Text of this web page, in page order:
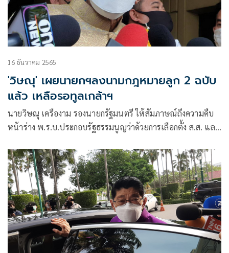
16 ธันวาคม 2565
'วิษณุ' เผยนายกฯลงนามกฎหมายลูก 2 ฉบับ
แล้ว เหลือรอทูลเกล้าฯ
นายวิษณุ เครืองาม รองนายกรัฐมนตรี ให้สัมภาษณ์ถึงความคืบ
หน้าร่าง พ.ร.บ.ประกอบรัฐธรรมนูญว่าด้วยการเลือกตั้ง ส.ส. และ
เดียวกัน (16 ธ.ค.) พล.อ.ประยุทธ์ จันทร์โอชา นายกรัฐมนตรี
และรมว.กลาโหม ได้ลงนามในร่างกฎหมายดังกล่าวเพื่อเตรียม
นำขึ้นทูลเกล้าฯ